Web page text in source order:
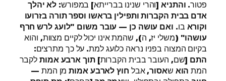
פטור. והתניא[והרי שנינו בברייתא] במפורש: לא יהלך
אדם בבית הקברות ותפילין בראשו וספר תורה בזרועו
וקורא בו. ואם עושה כן — עובר משום "לועג לרש חרף
עושהו" (משלי יז, ה), שהמת אינו יכול לקיים מצוות, והוא
בקיום המצוה בפניו נראה כלועג למת. על כך מתרצים:
התם [שם, העובר בבית הקברות]תוך ארבע אמותלקבר
המת הוא שאסור,אבל חוץ לארבע אמותמן המת —